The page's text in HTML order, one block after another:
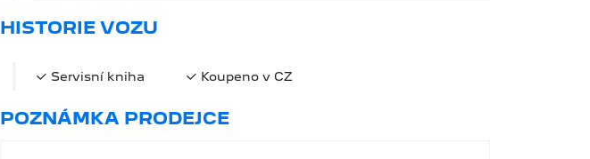
HISTORIE VOZU
Servisní kniha Koupeno v CZ
POZNÁMKA PRODEJCE